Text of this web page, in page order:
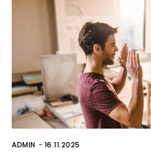
ADMIN - 16.11.2025